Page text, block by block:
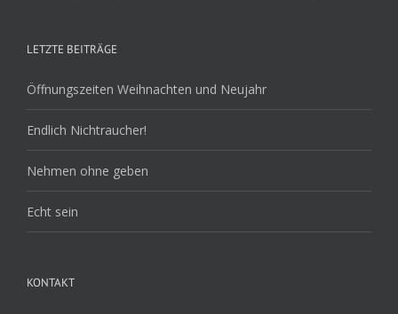
LETZTE BEITRÄGE
Öffnungszeiten Weihnachten und Neujahr
Endlich Nichtraucher!
Nehmen ohne geben
Echt sein
KONTAKT